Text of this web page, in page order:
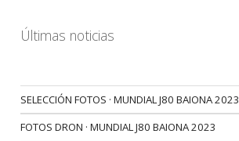
Últimas noticias
SELECCIÓN FOTOS · MUNDIAL J80 BAIONA 2023
FOTOS DRON · MUNDIAL J80 BAIONA 2023